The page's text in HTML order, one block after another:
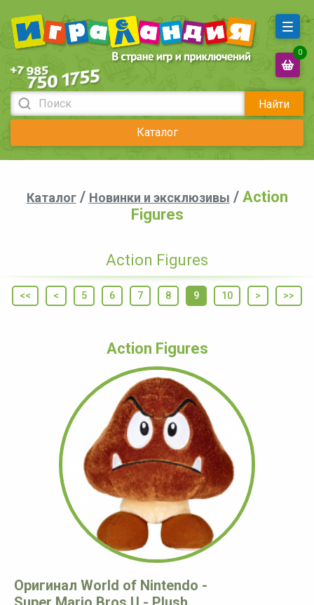
Найти
Каталог
0
Каталог/ Новинки и эксклюзивы / Action
Figures
Action Figures
<< < 5 6 7 8 9 10 > >>
Action Figures
Оригинал World of Nintendo -